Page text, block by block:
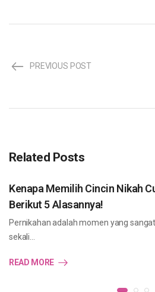
PREVIOUS POST
Related Posts
Kenapa Memilih Cincin Nikah
Berikut 5 Alasannya!
Pernikahan adalah momen yang
sekali…
READ MORE